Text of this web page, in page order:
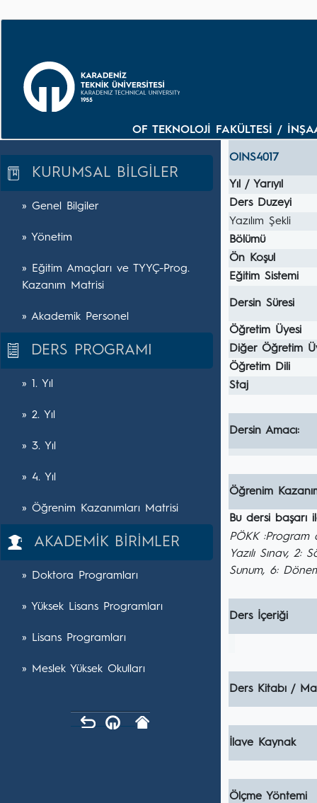
OF TEKNOLOJİ FAKÜLTESİ /
KURUMSAL BİLGİLER
» Genel Bilgiler
» Yönetim
» Eğitim Amaçları ve TYYÇ-Prog.
Kazanım Matrisi
» Akademik Personel
DERS PROGRAMI
» 1. Yıl
» 2. Yıl
» 3. Yıl
» 4. Yıl
» Öğrenim Kazanımları Matrisi
AKADEMİK BİRİMLER
» Doktora Programları
» Yüksek Lisans Programları
» Lisans Programları
» Meslek Yüksek Okulları
OINS4017
Yıl / Yarıyıl
Ders Duzeyi
Yazılım Şekli
Bölümü
Ön Koşul
Eğitim Sistemi
Dersin Süresi
Öğretim Üyesi
Diğer Öğretim
Öğretim Dili
Staj
Dersin Amacı:
Öğrenim
Bu dersi başarı
PÖKK :Program
Yazılı Sınav, 2:
Sunum, 6:
Ders İçeriği
Ders Kitabı /
İlave Kaynak
Ölçme Yöntemi